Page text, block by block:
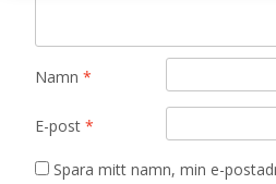
Namn *
E-post *
Spara mitt namn, min e-